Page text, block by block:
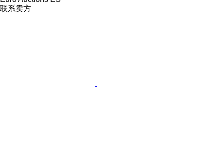
联系卖方